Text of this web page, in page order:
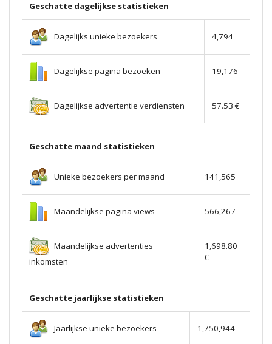
Geschatte dagelijkse statistieken
Dagelijks unieke bezoekers 4,794
Dagelijkse pagina bezoeken 19,176
Dagelijkse advertentie verdiensten 57.53 €
Geschatte maand statistieken
Unieke bezoekers per maand 141,565
Maandelijkse pagina views 566,267
Maandelijkse advertenties
inkomsten
1,698.80
€
Geschatte jaarlijkse statistieken
Jaarlijkse unieke bezoekers 1,750,944